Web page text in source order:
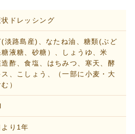
ドレッシング
(淡路島産)、なたね油、糖類(ぶど
糖液糖、砂糖）、しょうゆ、米
酢、食塩、はちみつ、寒天、酵
、こしょう、（一部に小麦・大
）
り1年